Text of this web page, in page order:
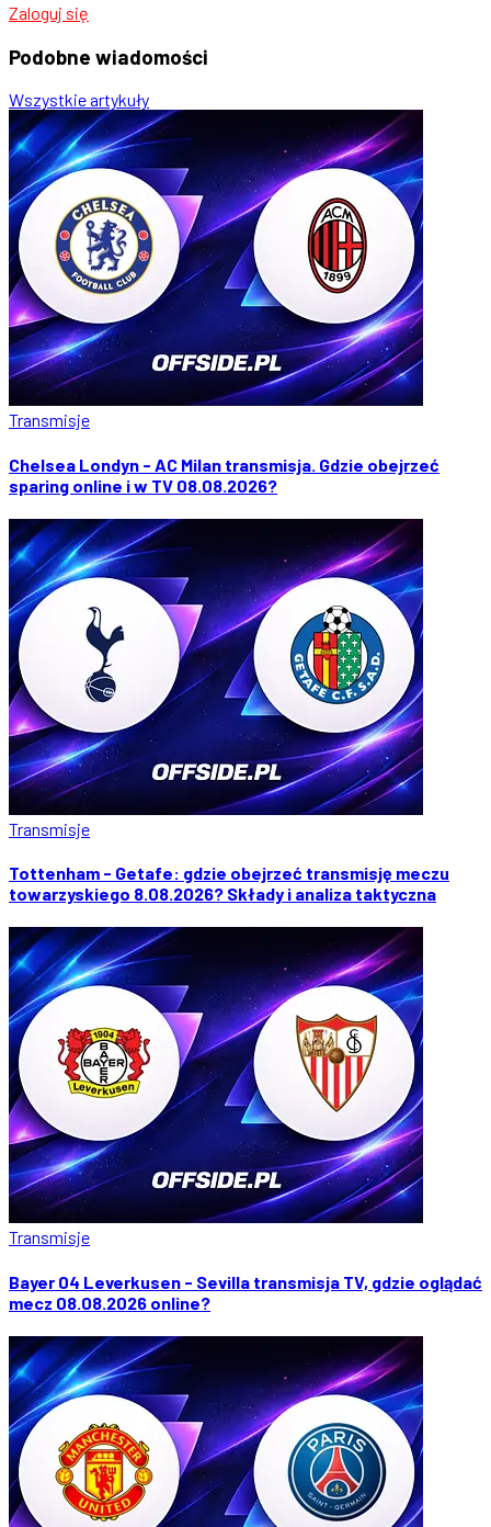
Zaloguj się
Podobne wiadomości
Wszystkie artykuły
Transmisje
Chelsea Londyn - AC Milan transmisja. Gdzie obejrzeć
sparing online i w TV 08.08.2026?
Transmisje
Tottenham - Getafe: gdzie obejrzeć transmisję meczu
towarzyskiego 8.08.2026? Składy i analiza taktyczna
Transmisje
Bayer 04 Leverkusen - Sevilla transmisja TV, gdzie oglądać
mecz 08.08.2026 online?